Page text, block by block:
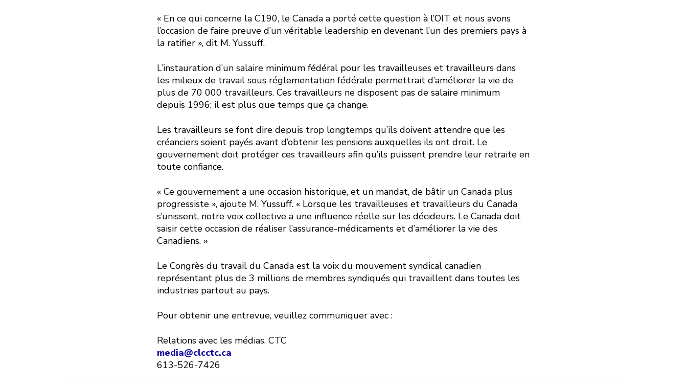
« En ce qui concerne la C190, le Canada a porté cette question à l’OIT et nous avons
l’occasion de faire preuve d’un véritable leadership en devenant l’un des premiers pays à
la ratifier », dit M. Yussuff.
L’instauration d’un salaire minimum fédéral pour les travailleuses et travailleurs dans
les milieux de travail sous réglementation fédérale permettrait d’améliorer la vie de
plus de 70 000 travailleurs. Ces travailleurs ne disposent pas de salaire minimum
depuis 1996; il est plus que temps que ça change.
Les travailleurs se font dire depuis trop longtemps qu’ils doivent attendre que les
créanciers soient payés avant d’obtenir les pensions auxquelles ils ont droit. Le
gouvernement doit protéger ces travailleurs afin qu’ils puissent prendre leur retraite en
toute confiance.
« Ce gouvernement a une occasion historique, et un mandat, de bâtir un Canada plus
progressiste », ajoute M. Yussuff. « Lorsque les travailleuses et travailleurs du Canada
s’unissent, notre voix collective a une influence réelle sur les décideurs. Le Canada doit
saisir cette occasion de réaliser l’assurance-médicaments et d’améliorer la vie des
Canadiens. »
Le Congrès du travail du Canada est la voix du mouvement syndical canadien
représentant plus de 3 millions de membres syndiqués qui travaillent dans toutes les
industries partout au pays.
Pour obtenir une entrevue, veuillez communiquer avec :
Relations avec les médias, CTC
media@clcctc.ca
613-526-7426